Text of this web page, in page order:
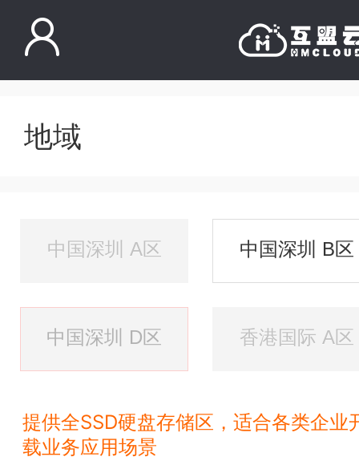
地域
中国深圳 A区 中国深圳 B区
中国深圳 D区 香港国际 A区
提供全SSD硬盘存储区，适合各类企
载业务应用场景